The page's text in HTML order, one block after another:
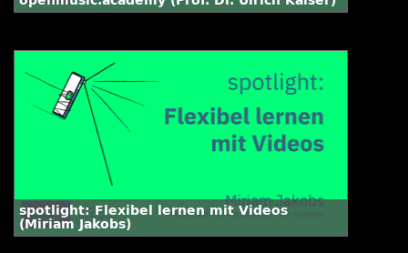
spotlight: Flexibel lernen mit Videos
(Miriam Jakobs)